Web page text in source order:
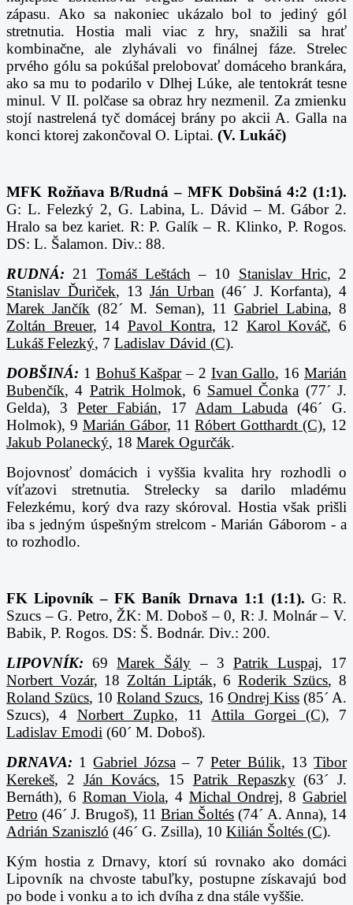
zápasu. Ako sa nakoniec ukázalo bol to jediný gól
stretnutia. Hostia mali viac z hry, snažili sa hrať
kombinačne, ale zlyhávali vo finálnej fáze. Strelec
prvého gólu sa pokúšal prelobovať domáceho brankára,
ako sa mu to podarilo v Dlhej Lúke, ale tentokrát tesne
minul. V II. polčase sa obraz hry nezmenil. Za zmienku
stojí nastrelená tyč domácej brány po akcii A. Galla na
konci ktorej zakončoval O. Liptai. (V. Lukáč)
MFK Rožňava B/Rudná – MFK Dobšiná 4:2 (1:1).
G: L. Felezký 2, G. Labina, L. Dávid – M. Gábor 2.
Hralo sa bez kariet. R: P. Galík – R. Klinko, P. Rogos.
DS: L. Šalamon. Div.: 88.
RUDNÁ: 21 Tomáš Leštách – 10 Stanislav Hric, 2
Stanislav Ďuriček, 13 Ján Urban (46´ J. Korfanta), 4
Marek Jančík (82´ M. Seman), 11Gabriel Labina, 8
Zoltán Breuer, 14 Pavol Kontra, 12 Karol Kováč, 6
Lukáš Felezký, 7 Ladislav Dávid (C).
DOBŠINÁ: 1 Bohuš Kašpar– 2 Ivan Gallo, 16Marián
Bubenčík, 4 Patrik Holmok, 6 Samuel Čonka (77´ J.
Gelda), 3 Peter Fabián, 17 Adam Labuda (46´ G.
Holmok), 9 Marián Gábor, 11Róbert Gotthardt (C), 12
Jakub Polanecký, 18 Marek Ogurčák.
Bojovnosť domácich i vyššia kvalita hry rozhodli o
víťazovi stretnutia. Strelecky sa darilo mladému
Felezkému, korý dva razy skóroval. Hostia však prišli
iba s jedným úspešným strelcom - Marián Gáborom - a
to rozhodlo.
FK Lipovník – FK Baník Drnava 1:1 (1:1). G: R.
Szucs – G. Petro, ŽK: M. Doboš – 0, R: J. Molnár – V.
Babik, P. Rogos. DS: Š. Bodnár. Div.: 200.
LIPOVNÍK: 69Marek Šály – 3 Patrik Luspaj, 17
Norbert Vozár, 18 Zoltán Lipták, 6 Roderik Szücs, 8
Roland Szücs, 10Roland Szucs, 16 Ondrej Kiss(85´ A.
Szucs), 4 Norbert Zupko, 11 Attila Gorgei (C), 7
Ladislav Emodi (60´ M. Doboš).
DRNAVA: 1Gabriel Józsa– 7Peter Búlik, 13Tibor
Kerekeš, 2 Ján Kovács, 15 Patrik Repaszky(63´ J.
Bernáth), 6 Roman Viola, 4 Michal Ondrej, 8 Gabriel
Petro (46´ J. Brugoš), 11 Brian Šoltés (74´ A. Anna), 14
Adrián Szaniszló (46´ G. Zsilla), 10 Kilián Šoltés (C).
Kým hostia z Drnavy, ktorí sú rovnako ako domáci
Lipovník na chvoste tabuľky, postupne získavajú bod
po bode i vonku a to ich dvíha z dna stále vyššie.